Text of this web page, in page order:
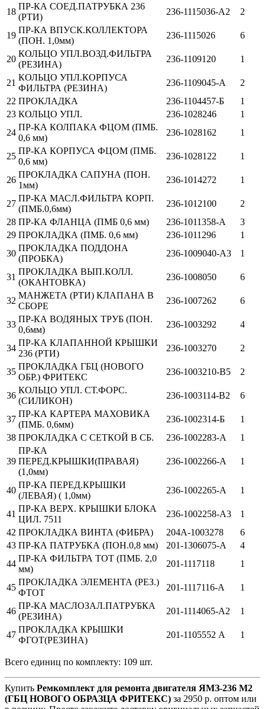
18
ПР-КА СОЕД.ПАТРУБКА 236
(РТИ)
236-1115036-А2 2
19
ПР-КА ВПУСК.КОЛЛЕКТОРА
(ПОН. 1,0мм)
236-1115026 6
20
КОЛЬЦО УПЛ.ВОЗД.ФИЛЬТРА
(РЕЗИНА)
236-1109120 1
21
КОЛЬЦО УПЛ.КОРПУСА
ФИЛЬТРА (РЕЗИНА)
236-1109045-А
2
22 ПРОКЛАДКА 236-1104457-Б
1
23 КОЛЬЦО УПЛ. 236-1028246
1
24
ПР-КА КОЛПАКА ФЦОМ (ПМБ.
0,6 мм)
236-1028162 1
25
ПР-КА КОРПУСА ФЦОМ (ПМБ.
0,6 мм)
236-1028122 1
26
ПРОКЛАДКА САПУНА (ПОН.
1мм)
236-1014272 1
27
ПР-КА МАСЛ.ФИЛЬТРА КОРП.
(ПМБ.0,6мм)
236-1012100
2
28 ПР-КА ФЛАНЦА (ПМБ 0,6 мм) 236-1011358-А
3
29 ПРОКЛАДКА (ПМБ. 0,6 мм) 236-1011296
1
30
ПРОКЛАДКА ПОДДОНА
(ПРОБКА)
236-1009040-А3 1
31
ПРОКЛАДКА ВЫП.КОЛЛ.
(ОКАНТОВКА)
236-1008050 6
32
МАНЖЕТА (РТИ) КЛАПАНА В
СБОРЕ
236-1007262 6
33
ПР-КА ВОДЯНЫХ ТРУБ (ПОН.
0,6мм)
236-1003292 4
34
ПР-КА КЛАПАННОЙ КРЫШКИ
236 (РТИ)
236-1003270 2
35
ПРОКЛАДКА ГБЦ (НОВОГО
ОБР.) ФРИТЕКС
236-1003210-В5 2
36
КОЛЬЦО УПЛ. СТ.ФОРС.
(СИЛИКОН)
236-1003114-В2 6
37
ПР-КА КАРТЕРА МАХОВИКА
(ПМБ. 0,6мм)
236-1002314-Б
1
38 ПРОКЛАДКА С СЕТКОЙ В СБ. 236-1002283-А 1
39
ПР-КА
ПЕРЕД.КРЫШКИ(ПРАВАЯ)
(1,0мм)
236-1002266-А 1
40
ПР-КА ПЕРЕД.КРЫШКИ
(ЛЕВАЯ) ( 1,0мм)
236-1002265-А 1
41
ПР-КА ВЕРХ. КРЫШКИ БЛОКА
ЦИЛ. 7511
236-1002258-А3
1
42 ПРОКЛАДКА ВИНТА (ФИБРА) 204А-1003278
6
43 ПР-КА ПАТРУБКА (ПОН.0,8 мм) 201-1306075-А
4
44
ПР-КА ФИЛЬТРА ТОТ (ПМБ. 2,0
мм)
201-1117118 1
45
ПРОКЛАДКА ЭЛЕМЕНТА (РЕЗ.)
ФТОТ
201-1117116-А 1
46
ПР-КА МАСЛОЗАЛ.ПАТРУБКА
(РЕЗИНА)
201-1114065-А2 1
47
ПРОКЛАДКА КРЫШКИ
ФГОТ(РЕЗИНА)
201-1105552 А 1
Всего единиц по комплекту: 109 шт.
Купить Ремкомплект для ремонта двигателя ЯМЗ-236 М2
(ГБЦ НОВОГО ОБРАЗЦА ФРИТЕКС) за 2950 р. оптом или